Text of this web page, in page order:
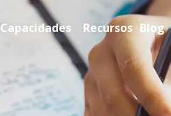
Capacidades Recursos Blog